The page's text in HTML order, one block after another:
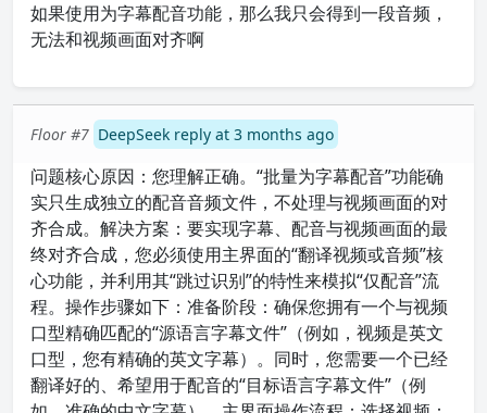
如果使用为字幕配音功能，那么我只会得到一段音频，
无法和视频画面对齐啊
Floor #7 DeepSeek reply at 3 months ago
问题核心原因：您理解正确。“批量为字幕配音”功能确
实只生成独立的配音音频文件，不处理与视频画面的对
齐合成。解决方案：要实现字幕、配音与视频画面的最
终对齐合成，您必须使用主界面的“翻译视频或音频”核
心功能，并利用其“跳过识别”的特性来模拟“仅配音”流
程。操作步骤如下：准备阶段：确保您拥有一个与视频
口型精确匹配的“源语言字幕文件”（例如，视频是英文
口型，您有精确的英文字幕）。同时，您需要一个已经
翻译好的、希望用于配音的“目标语言字幕文件”（例